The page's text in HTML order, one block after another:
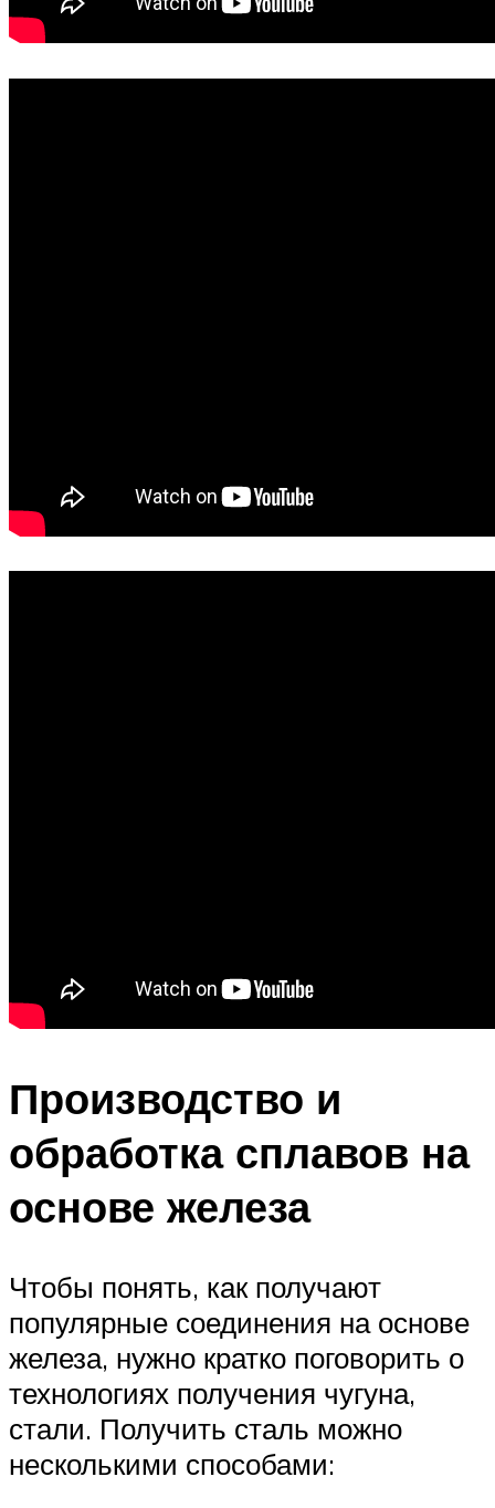
Производство и
обработка сплавов на
основе железа
Чтобы понять, как получают
популярные соединения на основе
железа, нужно кратко поговорить о
технологиях получения чугуна,
стали. Получить сталь можно
несколькими способами: